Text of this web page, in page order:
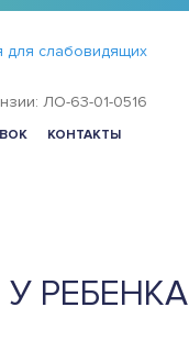
для слабовидящих
ЛО-63-01-0516
КОНТАКТЫ
РЕБЕНКА